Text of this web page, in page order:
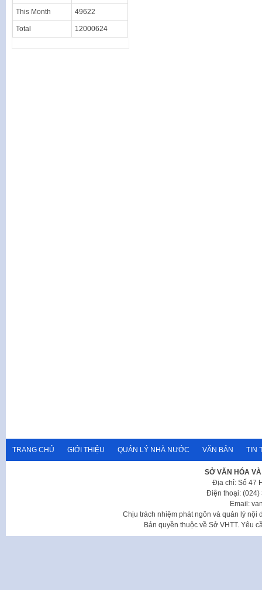
This Month 49622
Total 12000624
TRANG CHỦ GIỚI THIỆU QUẢN LÝ NHÀ NƯỚC VĂN BẢN TIN
SỞ VĂN HÓA
Địa chỉ: Số 47
Điện thoại: (024)
Email:
Chịu trách nhiệm phát ngôn và quản lý nội
Bản quyền thuộc về Sở VHTT. Yêu